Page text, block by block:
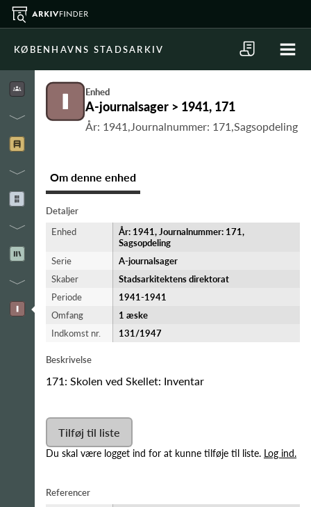
KØBENHAVNS STADSARKIV
Enhed
A-journalsager > 1941, 171
År: 1941,Journalnummer: 171,Sagsopdeling
Om denne enhed
Detaljer
Enhed
År: 1941, Journalnummer: 171,
Sagsopdeling
Serie
A-journalsager
Skaber
Stadsarkitektens direktorat
Periode
1941-​1941
Omfang
1 æske
Indkomst nr.
131/1947
Beskrivelse
171: Skolen ved Skellet: Inventar
Tilføj til liste
Du skal være logget ind for at kunne tilføje til liste. Log ind.
Referencer